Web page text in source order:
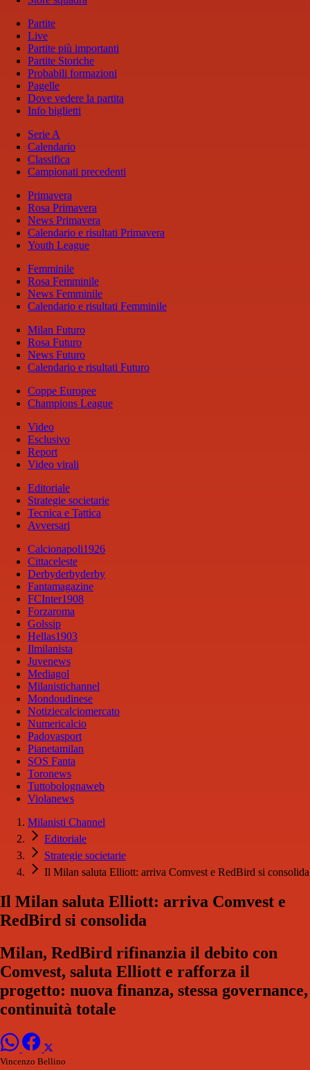
Partite
Live
Partite più importanti
Partite Storiche
Probabili formazioni
Pagelle
Dove vedere la partita
Info biglietti
Serie A
Calendario
Classifica
Campionati precedenti
Primavera
Rosa Primavera
News Primavera
Calendario e risultati Primavera
Youth League
Femminile
Rosa Femminile
News Femminile
Calendario e risultati Femminile
Milan Futuro
Rosa Futuro
News Futuro
Calendario e risultati Futuro
Coppe Europee
Champions League
Video
Esclusivo
Report
Video virali
Editoriale
Strategie societarie
Tecnica e Tattica
Avversari
Calcionapoli1926
Cittaceleste
Derbyderbyderby
Fantamagazine
FCInter1908
Forzaroma
Golssip
Hellas1903
Ilmilanista
Juvenews
Mediagol
Milanistichannel
Mondoudinese
Notiziecalciomercato
Numericalcio
Padovasport
Pianetamilan
SOS Fanta
Toronews
Tuttobolognaweb
Violanews
Milanisti Channel
Editoriale
Strategie societarie
Il Milan saluta Elliott: arriva Comvest e RedBird si consolida
Il Milan saluta Elliott: arriva Comvest e
RedBird si consolida
Milan, RedBird rifinanzia il debito con
Comvest, saluta Elliott e rafforza il
progetto: nuova finanza, stessa governance,
continuità totale
Vincenzo Bellino